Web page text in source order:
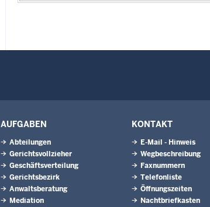
AUFGABEN
Abteilungen
Gerichtsvollzieher
Geschäftsverteilung
Gerichtsbezirk
Anwaltsberatung
Mediation
KONTAKT
E-Mail - Hinweis
Wegbeschreibung
Faxnummern
Telefonliste
Öffnungszeiten
Nachtbriefkasten